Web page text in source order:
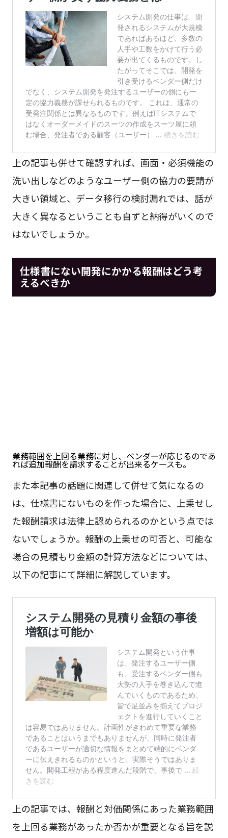
上の記事も併せて確認すれば、画面・必須機能の
洗い出しなどのようなユーザー側の協力の要請が
大きい領域と、データ移行の検討漏れでは、話が
大きく異なるということも自ずと納得がいくので
はないでしょうか。
仕様書にない開発にかかる報酬はどう考
えるべきか
業務範囲を上回る業務に対し、ベンダーが応じるのであ
れば追加報酬を請求することが出来るケースも。
また本記事の話題に関連して併せて気になるの
は、仕様書にないものを作った場合に、上乗せし
た報酬請求は法律上認められるのかという点では
ないでしょうか。報酬の上乗せの可否と、可能な
場合の見積もり金額の計算方法などについては、
以下の記事にて詳細に解説しています。
上の記事では、報酬と対価関係にあった業務範囲
を上回る業務があったか否かが重要となる旨を説